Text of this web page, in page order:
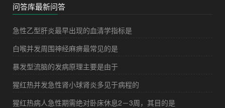
问答库最新问答
急性乙型肝炎最早出现的血清学指标是
白喉并发周围神经麻痹最常见的是
暴发型流脑的发病原理主要是由于
猩红热并发急性肾小球肾炎多见于病程的
猩红热病人急性期需绝对卧床休息2－3周，其目的是